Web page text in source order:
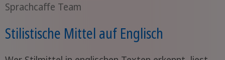
Sprachcaffe Team
Stilistische Mittel auf Englisch